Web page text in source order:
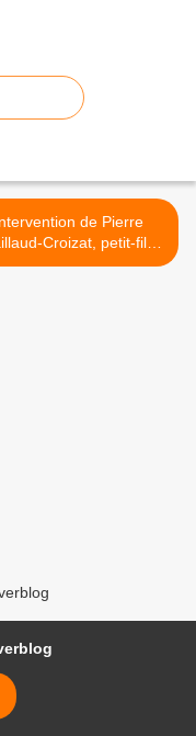
de Pierre
Croizat, petit-fils
Croizat lors de